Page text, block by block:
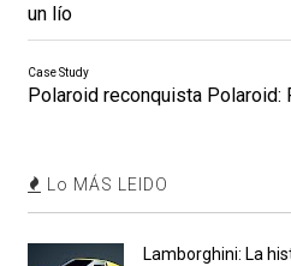
un lío
Case Study
Polaroid reconquista Polaroid:
Lo MÁS LEIDO
Lamborghini: La